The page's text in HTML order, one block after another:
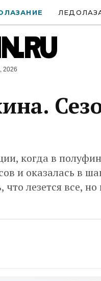
2026
когда в
и оказалась в
лезется все, но